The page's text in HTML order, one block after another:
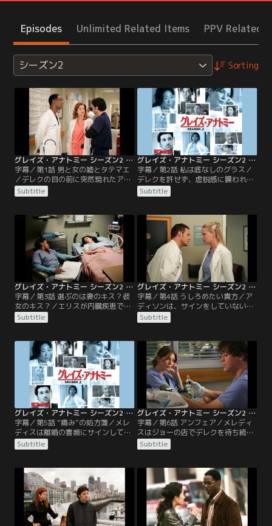
Episodes Unlimited Related Items PPV Related
シーズン2 Sorting
グレイズ・アナトミー シーズン2 第01話／字幕
字幕／第1話 男と女の嘘とタテマエ
／デレクの目の前に突然現れたアデ
ィソン。リチャードの要請で、シア
トル・グレース病院の入院患者を担
入院患者ジュリーは妊婦で、双子の
血管が胎盤内で結合したTTTSという
病気だった。メレディスはアディソ
ンとジュリーを担当する事になり、
気まずい思いをする。
Subtitle
グレイズ・アナトミー シーズン2 第02話／字幕
字幕／第2話 私は底なしのグラス／
デレクを許せず、虚脱感に襲われて
いるメレディス。同僚のバークに突
然別れを告げられて、怒りに冷静さ
日酔いの朝を迎える。病院に交通事
故のけが人が運び込まれる。無謀運
転で事故を起こした運転手ボブ・シ
ーバートは重傷、移植を待っている
ほど悪かった肝臓が損傷を受けてお
り…。
Subtitle
グレイズ・アナトミー シーズン2 第03話／字幕
字幕／第3話 選ぶのは妻のキス？彼
女のキス？／エリスが内臓疾患で病
院に担ぎ込まれてくる。母親の秘密
が思わぬ形で暴露され、メレディス
が、自分は現役の医者だと思ってい
るエリスは彼を夫のザッチと勘違い
して当り散らす。メレディスは気遣
う周囲に大丈夫だと言い張るが、ベ
イリーに一日雑用につくよう命じら
れる。
Subtitle
グレイズ・アナトミー シーズン2 第04話／字幕
字幕／第4話 うしろめたい貴方／ア
ディソンは、サインをしていない状
態の離婚申請書をデレクに渡し、彼
に決断をゆだねる。デレクから離婚
レディス。それでもアディソンの存
在は脅威だった。メレディスは、ベ
イリーとのう胞性線維症の青年ジェ
レマイアを担当。彼はベイリーがイ
ンターン時代に初めて担当した患者
だった。
Subtitle
グレイズ・アナトミー シーズン2 第05話／字幕
字幕／第5話 “痛み”の処方箋／メレ
ディスは離婚の書類にサインしてい
ない事に怒り、もう別れるから好き
に決めろと告げる。デレクととも
脚の麻痺が始まっているアンナを担
当するが、彼女はモン族で、魂の一
部が欠けているから病になったと信
じており、まじない師を病院に呼ん
で癒しの儀式を行うことになる。
Subtitle
グレイズ・アナトミー シーズン2 第06話／字幕
字幕／第6話 アンフェア／メレディ
スはジョーの店でデレクを待ち続け
ながらテキーラをかぶ飲み。諦めか
けたころ、周囲の友人らのポケベル
が起きたのだ。病院に戻るとそこは
けが人の山。遅れて店から戻ったタ
イラーに店へデレクがやってきた事
を聞いたとき、当のデレクが姿を見
せるが、謎めいたうなずきだけ向け
て彼は去っていく。
Subtitle